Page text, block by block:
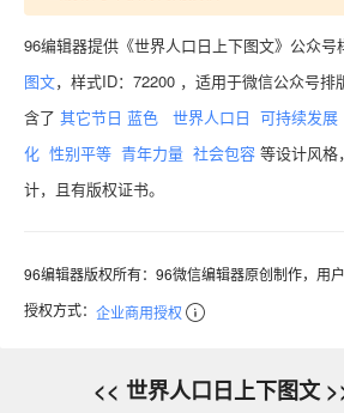
96编辑器提供《世界人口日上下图文》公众号
图文，样式ID：72200 ，适用于微信公众号排
含了 其它节日 蓝色 世界人口日 可持续发展
化 性别平等 青年力量 社会包容 等设计风格
计，且有版权证书。
96编辑器版权所有：96微信编辑器原创制作，用
授权方式： 企业商用授权
<< 世界人口日上下图文